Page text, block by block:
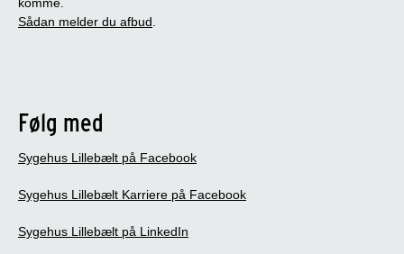
komme.
Sådan melder du afbud.
Følg med
Sygehus Lillebælt på Facebook
Sygehus Lillebælt Karriere på Facebook
Sygehus Lillebælt på LinkedIn